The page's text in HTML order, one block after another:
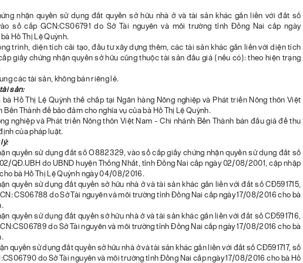
nhận quyền sử dụng đất quyền sở hữu nhà ở và tài sản khác gắn liền với đất số
sổ cấp GCN:CS06791 do Sở Tài nguyên và môi trường tỉnh Đồng Nai cấp ngày
Hồ Thị Lệ Quỳnh.
trình, diện tích cải tạo, đầu tư xây dựng thêm, các tài sản khác gắn liền với diện tích
giấy chứng nhận quyền sở hữu cũng thuộc tài sản đấu giá (nếu có): theo hiện trạng
các tài sản, không bán riêng lẻ.
sản:
Hồ Thị Lệ Quỳnh thế chấp tại Ngân hàng Nông nghiệp và Phát triển Nông thôn Việt
Bến Thành để bảo đảm cho nghĩa vụ của bà Hồ Thị Lệ Quỳnh.
nghiệp và Phát triển Nông thôn Việt Nam - Chi nhánh Bến Thành bán đấu giá để thu
của pháp luật.
quyền sử dụng đất số O882329, vào sổ cấp giấy chứng nhận quyền sử dụng đất số
QĐ.UBH do UBND huyện Thống Nhất, tỉnh Đồng Nai cấp ngày 02/08/2001, cập nhập
bà Hồ Thị Lệ Quỳnh ngày 04/08/2016.
quyền sử dụng đất quyền sở hữu nhà ở và tài sản khác gắn liền với đất số CĐ591715,
CS06788 do Sở Tài nguyên và môi trường tỉnh Đồng Nai cấp ngày 17/08/2016 cho bà
quyền sử dụng đất quyền sở hữu nhà ở và tài sản khác gắn liền với đất số CĐ591716,
do Sở Tài nguyên và môi trường tỉnh Đồng Nai cấp ngày 17/08/2016 cho bà
quyền sử dụng đất quyền sở hữu nhà ở và tài sản khác gắn liền với đất số CĐ591717, sổ
do Sở Tài nguyên và môi trường tỉnh Đồng Nai cấp ngày 17/08/2016 cho bà Hồ